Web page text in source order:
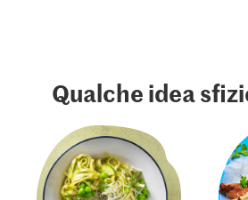
Qualche idea